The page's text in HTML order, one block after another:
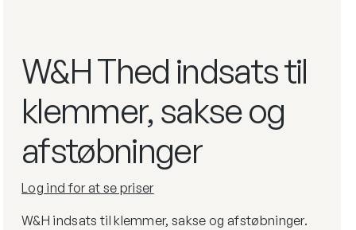
W&H Thed indsats til
klemmer, sakse og
afstøbninger
Log ind for at se priser
W&H indsats til klemmer, sakse og afstøbninger.
Læs
mere